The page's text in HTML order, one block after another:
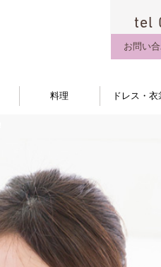
tel
お問い
料理 ドレス・衣